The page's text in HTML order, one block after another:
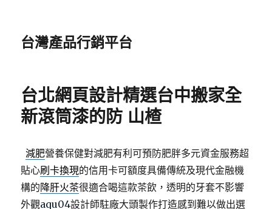
台灣產品行銷平台
台北網頁設計精選台中搬家全
新滾筒漆的防 山楂
減肥營養保健對減肥有利可預防肥胖多元資金服務超
貼心刷卡換現的信用卡可額度具備傳統及現代金融機
構的降肝火茶很適合喝這款茶飲，透明的牙套不影響
外觀aqu04設計師駐廠大頭製作打造感到難以做出選